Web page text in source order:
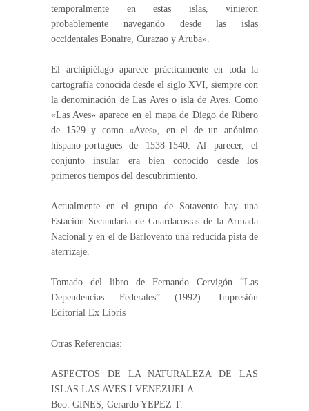
temporalmente en estas islas, vinieron
probablemente navegando desde las islas
occidentales Bonaire, Curazao y Aruba».
El archipiélago aparece prácticamente en toda la
cartografía conocida desde el siglo XVI, siempre con
la denominación de Las Aves o isla de Aves. Como
«Las Aves» aparece en el mapa de Diego de Ribero
de 1529 y como «Aves», en el de un anónimo
hispano-portugués de 1538-1540. Al parecer, el
conjunto insular era bien conocido desde los
primeros tiempos del descubrimiento.
Actualmente en el grupo de Sotavento hay una
Estación Secundaria de Guardacostas de la Armada
Nacional y en el de Barlovento una reducida pista de
aterrizaje.
Tomado del libro de Fernando Cervigón “Las
Dependencias Federales” (1992). Impresión
Editorial Ex Libris
Otras Referencias:
ASPECTOS DE LA NATURALEZA DE LAS
ISLAS LAS AVES I VENEZUELA
Boo. GINES, Gerardo YEPEZ T.